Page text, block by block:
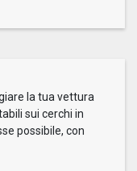
la tua vettura
sui cerchi in
possibile, con